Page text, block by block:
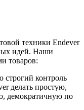
техники Endever
идей. Наши
товаров:
строгий контроль
делать простую,
демократичную по